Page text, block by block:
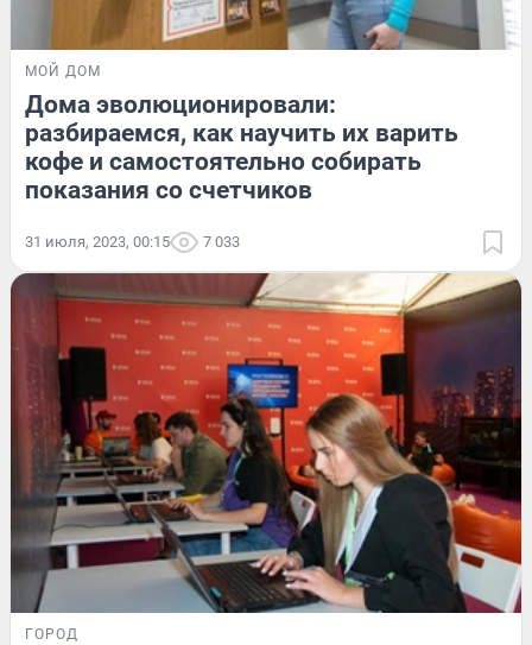
МОЙ ДОМ
Дома эволюционировали:
разбираемся, как научить их варить
кофе и самостоятельно собирать
показания со счетчиков
31 июля, 2023, 00:15 7 033
ГОРОД